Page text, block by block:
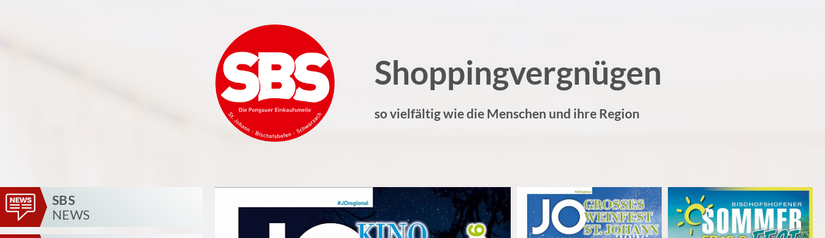
Shoppingvergnügen
so vielfältig wie die Menschen und ihre Region
SBS
NEWS